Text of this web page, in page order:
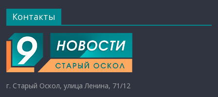
Контакты
г. Старый Оскол, улица Ленина, 71/12